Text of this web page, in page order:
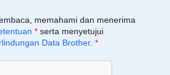
memahami dan menerima
* serta menyetujui
Data Brother. *